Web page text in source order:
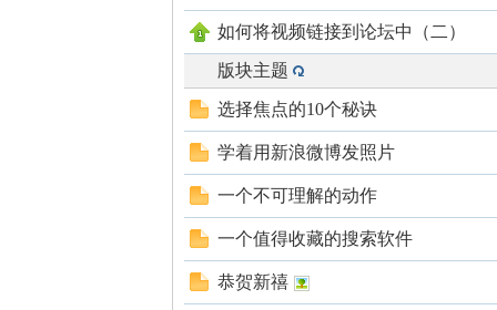
如何将视频链接到论坛中（二）
版块主题
选择焦点的10个秘诀
学着用新浪微博发照片
一个不可理解的动作
一个值得收藏的搜索软件
恭贺新禧